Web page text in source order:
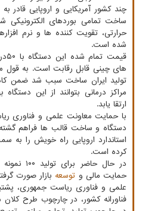
چند کشور آمریکایی و اروپایی قادر
ساخت تمامی بوردهای الکترونیکی
حرارتی، تقویت کننده ها و نرم
شده است.
های چینی قابل رقابت است. به قول
تولید ایران ساخت سبب شد ضمن
مراکز درمانی بتوانند از این
ارتقا یابد.
با حمایت معاونت علمی و فناوری
دستگاه و ساخت قالب ها فراهم
استاندارد اروپایی راه خویش را به
کرده است.
در حال
حمایت مالی و توسعه بازار صورت
علمی و فناوری ریاست جمهوری،
فناورانه کشور، در چارچوب طرح